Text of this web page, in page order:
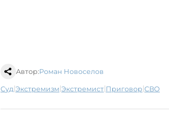
Автор:Роман Новоселов
суд| экстремизм| экстремист| приговор| СВО